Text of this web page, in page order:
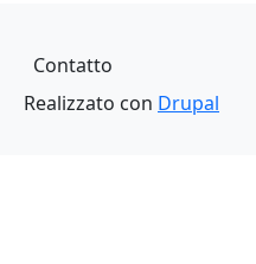
Piè di pagina
Contatto
Realizzato con Drupal